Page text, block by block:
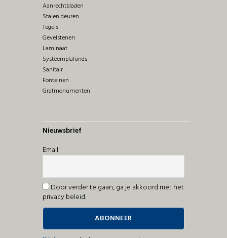
Aanrechtbladen
Stalen deuren
Tegels
Gevelstenen
Laminaat
Systeemplafonds
Sanitair
Fonteinen
Grafmonumenten
Nieuwsbrief
Email
Door verder te gaan, ga je akkoord met het
privacy beleid.